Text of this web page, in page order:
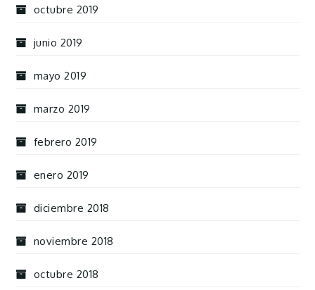
octubre 2019
junio 2019
mayo 2019
marzo 2019
febrero 2019
enero 2019
diciembre 2018
noviembre 2018
octubre 2018